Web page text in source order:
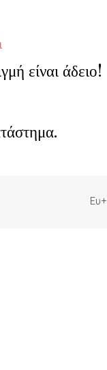
είναι άδειο!
Ευ+